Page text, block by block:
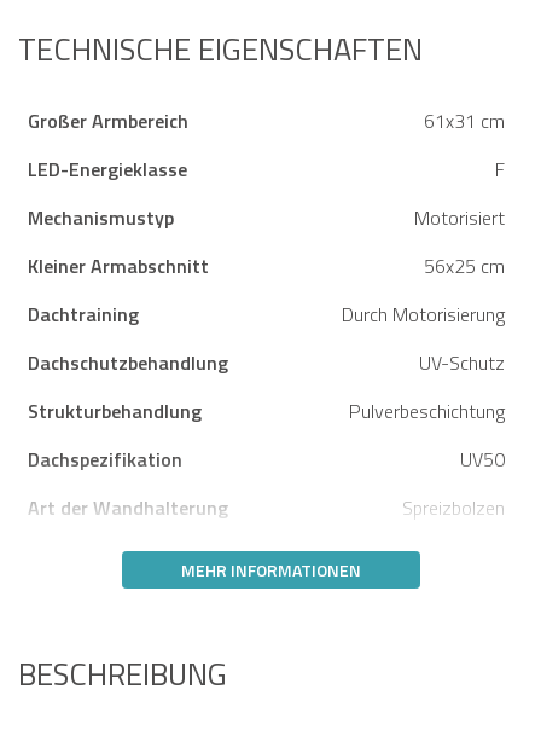
Beleuchtung inklusive
Einfaches Öffnen und
Schließen
TECHNISCHE EIGENSCHAFTEN
Großer Armbereich
61x31 cm
LED-Energieklasse
F
Mechanismustyp
Motorisiert
Kleiner Armabschnitt
56x25 cm
Dachtraining
Durch Motorisierung
Dachschutzbehandlung
UV-Schutz
Strukturbehandlung
Pulverbeschichtung
Dachspezifikation
UV50
Art der Wandhalterung
Spreizbolzen
MEHR INFORMATIONEN
BESCHREIBUNG